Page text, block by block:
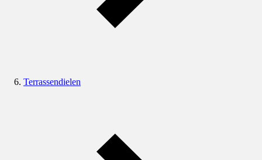
Terrassendielen